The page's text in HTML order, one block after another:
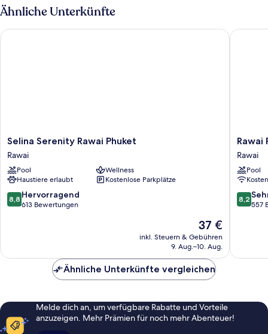
Ähnliche Unterkünfte
Selina
Serenity
Rawai
Phuket
Rawai
Selina Serenity Rawai Phuket
Rawai
Pool
Wellness
Haustiere erlaubt
Kostenlose Parkplätze
8.8
von
8,8 Hervorragend
613 Bewertungen
Der
Preis
beträgt
37 €
inkl. Steuern & Gebühren
9. Aug.–10. Aug.
Selina Serenity Rawai Phuket
Rawai
Palm
Beach
Resort
Rawai
Rawai
Rawai
Pool
8.2
von
8,2
557
Rawai
Ähnliche Unterkünfte vergleichen
Melde dich an, um verfügbare Rabatte und Vorteile
anzuzeigen. Mehr Prämien für noch mehr Abenteuer!